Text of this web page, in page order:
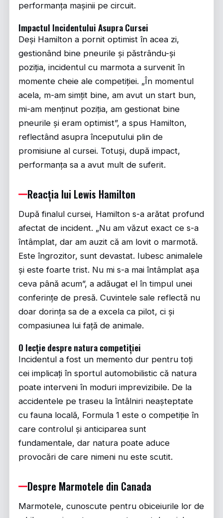
performanța mașinii pe circuit.
Impactul Incidentului Asupra Cursei
Deși Hamilton a pornit optimist în acea zi,
gestionând bine pneurile și păstrându-și
poziția, incidentul cu marmota a survenit în
momente cheie ale competiției. „În momentul
acela, m-am simțit bine, am avut un start bun,
mi-am menținut poziția, am gestionat bine
pneurile și eram optimist”, a spus Hamilton,
reflectând asupra începutului plin de
promisiune al cursei. Totuși, după impact,
performanța sa a avut mult de suferit.
Reacția lui Lewis Hamilton
După finalul cursei, Hamilton s-a arătat profund
afectat de incident. „Nu am văzut exact ce s-a
întâmplat, dar am auzit că am lovit o marmotă.
Este îngrozitor, sunt devastat. Iubesc animalele
și este foarte trist. Nu mi s-a mai întâmplat așa
ceva până acum”, a adăugat el în timpul unei
conferințe de presă. Cuvintele sale reflectă nu
doar dorința sa de a excela ca pilot, ci și
compasiunea lui față de animale.
O lecție despre natura competiției
Incidentul a fost un memento dur pentru toți
cei implicați în sportul automobilistic că natura
poate interveni în moduri imprevizibile. De la
accidentele pe traseu la întâlniri neașteptate
cu fauna locală, Formula 1 este o competiție în
care controlul și anticiparea sunt
fundamentale, dar natura poate aduce
provocări de care nimeni nu este scutit.
Despre Marmotele din Canada
Marmotele, cunoscute pentru obiceiurile lor de